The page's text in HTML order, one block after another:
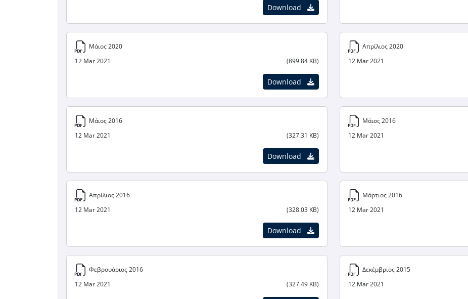
Download
Μάιος 2020
12 Mar 2021
(899.84 KB)
Download
Απρίλιος 2020
12 Mar 2021
Μάιος 2016
12 Mar 2021
(327.31 KB)
Download
Μάιος 2016
12 Mar 2021
Απρίλιος 2016
12 Mar 2021
(328.03 KB)
Download
Μάρτιος 2016
12 Mar 2021
Φεβρουάριος 2016
12 Mar 2021
(327.49 KB)
Δεκέμβριος 2015
12 Mar 2021